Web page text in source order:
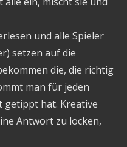
und alle Spieler
setzen auf die
die, die richtig
man für jeden
getippt hat. Kreative
Antwort zu locken,